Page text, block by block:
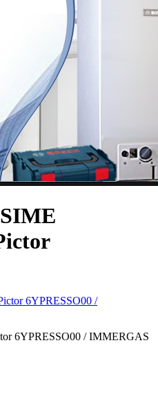
6YPRESSO00 / IMMERGAS